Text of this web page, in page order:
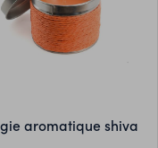
aromatique shiva